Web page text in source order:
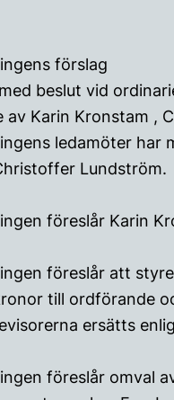
förslag
beslut vid
av Karin Kronstam ,
ledamöter har
Lundström.
föreslår Karin
föreslår att
till ordförande
ersätts
föreslår omval